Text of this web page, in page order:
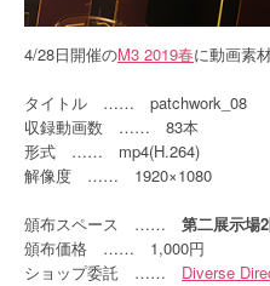
4/28日開催のM3 2019春に動画素
タイトル …… patchwork_08
収録動画数 …… 83本
形式 …… mp4(H.264)
解像度 …… 1920×1080
頒布スペース …… 第二展示場
頒布価格 …… 1,000円
ショップ委託 …… Diverse